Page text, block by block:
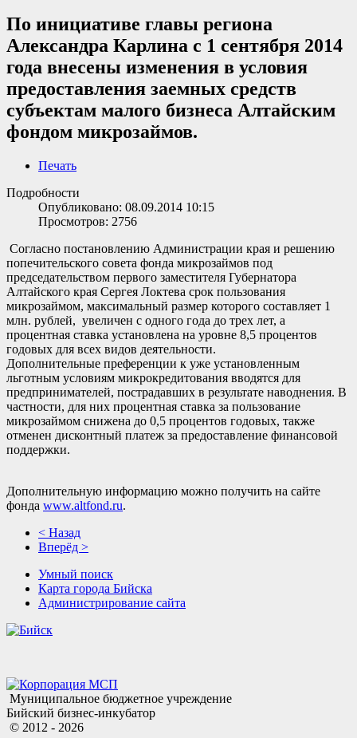
По инициативе главы региона
Александра Карлина с 1 сентября 2014
года внесены изменения в условия
предоставления заемных средств
субъектам малого бизнеса Алтайским
фондом микрозаймов.
Печать
Подробности
Опубликовано: 08.09.2014 10:15
Просмотров: 2756
Согласно постановлению Администрации края и решению
попечительского совета фонда микрозаймов под
председательством первого заместителя Губернатора
Алтайского края Сергея Локтева срок пользования
микрозаймом, максимальный размер которого составляет 1
млн. рублей, увеличен с одного года до трех лет, а
процентная ставка установлена на уровне 8,5 процентов
годовых для всех видов деятельности.
Дополнительные преференции к уже установленным
льготным условиям микрокредитования вводятся для
предпринимателей, пострадавших в результате наводнения. В
частности, для них процентная ставка за пользование
микрозаймом снижена до 0,5 процентов годовых, также
отменен дисконтный платеж за предоставление финансовой
поддержки.
Дополнительную информацию можно получить на сайте
фонда www.altfond.ru.
< Назад
Вперёд >
Умный поиск
Карта города Бийска
Администрирование сайта
Муниципальное бюджетное учреждение
Бийский бизнес-инкубатор
© 2012 - 2026